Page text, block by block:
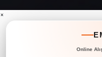
×
Online